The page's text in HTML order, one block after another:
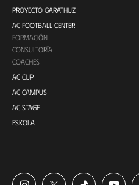
PROYECTO GARATHUZ
AC FOOTBALL CENTER
FORMACIÓN
CONSULTORÍA
COACHES
AC CUP
AC CAMPUS
AC STAGE
ESKOLA